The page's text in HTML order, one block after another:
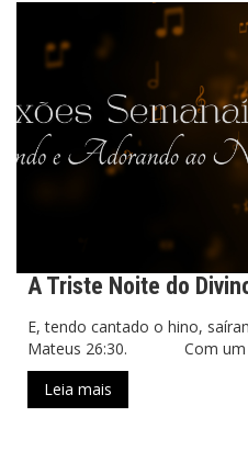
A Triste Noite do
E, tendo cantado o hino,
Mateus 26:30. Com um
Leia mais